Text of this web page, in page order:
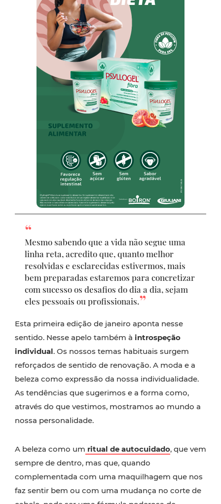
Mesmo sabendo que a vida não segue uma
linha reta, acredito que, quanto melhor
resolvidas e esclarecidas estivermos, mais
bem preparadas estaremos para concretizar
com sucesso os desafios do dia a dia, sejam
eles pessoais ou profissionais.
Esta primeira edição de janeiro aponta nesse
sentido. Nesse apelo também à introspeção
individual. Os nossos temas habituais surgem
reforçados de sentido de renovação. A moda e a
beleza como expressão da nossa individualidade.
As tendências que sugerimos e a forma como,
através do que vestimos, mostramos ao mundo a
nossa personalidade.
A beleza como um ritual de autocuidado, que vem
sempre de dentro, mas que, quando
complementada com uma maquilhagem que nos
faz sentir bem ou com uma mudança no corte de